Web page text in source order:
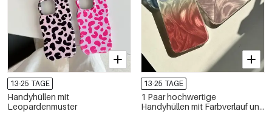
13-25 TAGE
Handyhüllen mit
Leopardenmuster
13-25 TAGE
1 Paar hochwertige
Handyhüllen mit Farbverlauf und